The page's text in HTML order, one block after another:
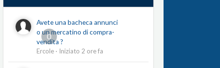
0
Avete una bacheca annunci
o un mercatino di compra-
vendita ?
Ercole· Iniziato 2 ore fa